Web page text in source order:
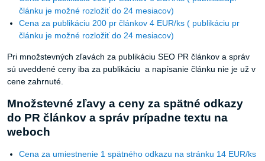
článku je možné rozložiť do 24 mesiacov)
Cena za publikáciu 200 pr článkov 4 EUR/ks ( publikáciu pr
článku je možné rozložiť do 24 mesiacov)
Pri množstevných zľavách za publikáciu SEO PR článkov a správ
sú uveddené ceny iba za publikáciu a napísanie článku nie je už v
cene zahrnuté.
Množstevné zľavy a ceny za spätné odkazy
do PR článkov a správ prípadne textu na
weboch
Cena za umiestnenie 1 spätného odkazu na stránku 14 EUR/ks